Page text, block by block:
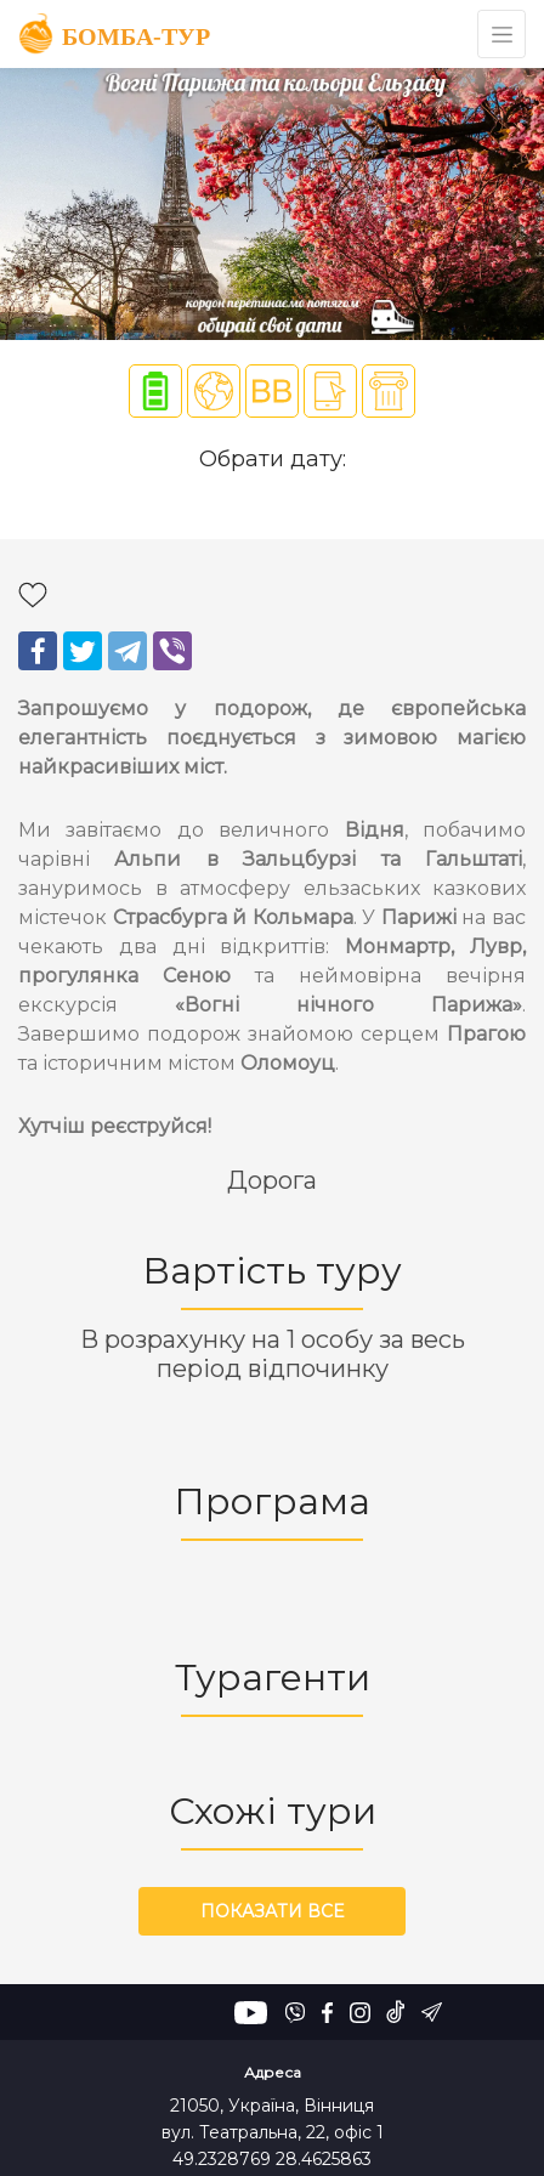
Обрати дату:
Запрошуємо у подорож, де європейська
елегантність поєднується з зимовою магією
найкрасивіших міст.
Ми завітаємо до величного Відня, побачимо
чарівніАльпи в Зальцбурзі та Гальштаті,
зануримось в атмосферу ельзаських казкових
містечок Страсбурга й Кольмара. У Парижі на вас
чекають два дні відкриттів: Монмартр, Лувр,
прогулянка Сеною та неймовірна вечірня
екскурсія «Вогні нічного Парижа».
Завершимо подорож знайомою серцем Прагою
та історичним містом Оломоуц.
Хутчіш реєструйся!
Дорога
Вартість туру
В розрахунку на 1 особу за весь
період відпочинку
Програма
Турагенти
Схожі тури
ПОКАЗАТИ ВСЕ
Адреса
21050, Україна, Вінниця
вул. Театральна, 22, офіс 1
49.2328769 28.4625863